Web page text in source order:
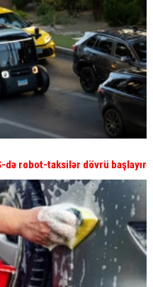
də robot-taksilər dövrü başlayır